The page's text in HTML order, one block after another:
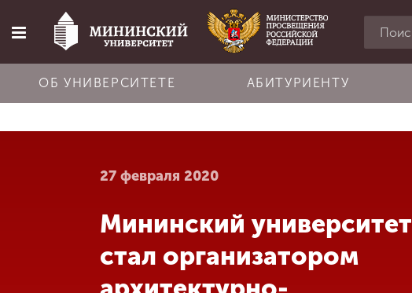
Главная
Об университете
Абитуриенту
Обучение
ОБ УНИВЕРСИТЕТЕ АБИТУРИЕНТУ
27 февраля 2020
Мининский университет
стал организатором